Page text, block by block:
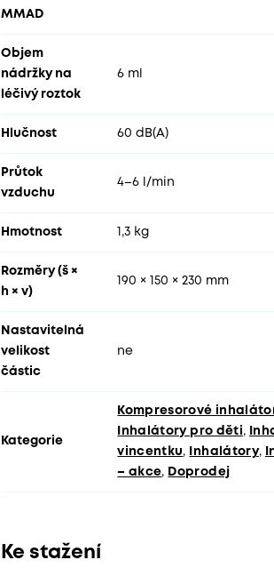
MMAD
Objem
nádržky na
léčivý roztok
6 ml
Hlučnost 60 dB(A)
Průtok
vzduchu
4–6 l/min
Hmotnost 1,3 kg
Rozměry (š ×
h × v)
190 × 150 × 230 mm
Nastavitelná
velikost
částic
ne
Kategorie
Kompresorové
Inhalátory pro děti,
vincentku, Inhalátory,
– akce, Doprodej
Ke stažení